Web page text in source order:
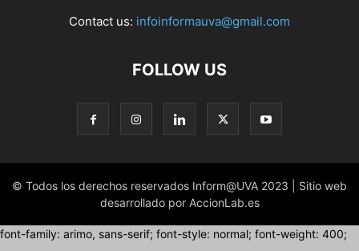
Contact us: infoinformauva@gmail.com
FOLLOW US
© Todos los derechos reservados Inform@UVA 2023 | Sitio web
desarrollado por AccionLab.es
font-family: arimo, sans-serif; font-style: normal; font-weight: 400;